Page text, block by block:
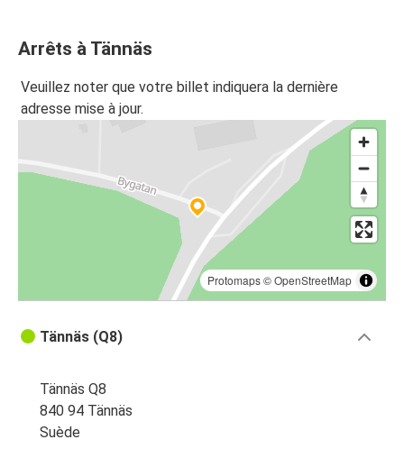
Arrêts à Tännäs
Veuillez noter que votre billet indiquera la dernière
adresse mise à jour.
Protomaps©OpenStreetMap
Tännäs (Q8)
Tännäs Q8
840 94 Tännäs
Suède